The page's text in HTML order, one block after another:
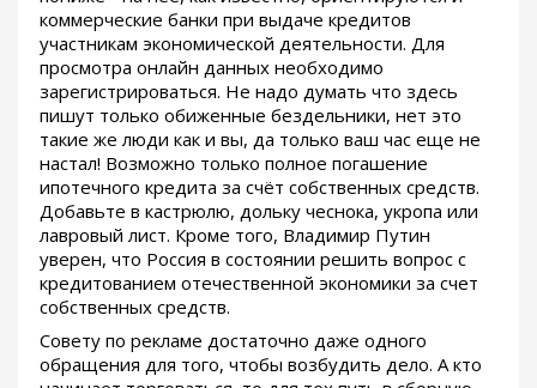
коммерческие банки при выдаче кредитов
участникам экономической деятельности. Для
просмотра онлайн данных необходимо
зарегистрироваться. Не надо думать что здесь
пишут только обиженные бездельники, нет это
такие же люди как и вы, да только ваш час еще не
настал! Возможно только полное погашение
ипотечного кредита за счёт собственных средств.
Добавьте в кастрюлю, дольку чеснока, укропа или
лавровый лист. Кроме того, Владимир Путин
уверен, что Россия в состоянии решить вопрос с
кредитованием отечественной экономики за счет
собственных средств.
Совету по рекламе достаточно даже одного
обращения для того, чтобы возбудить дело. А кто